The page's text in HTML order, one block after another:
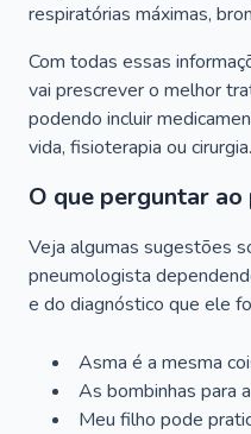
respiratórias máximas,
Com todas essas
vai prescrever o melhor
podendo incluir
vida, fisioterapia ou cirurgia.
O que perguntar
Veja algumas sugestões
pneumologista
e do diagnóstico que ele
Asma é a mesma
As bombinhas para
Meu filho pode